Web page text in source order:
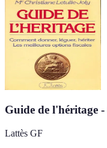
Guide de l'héritage
Lattès GF